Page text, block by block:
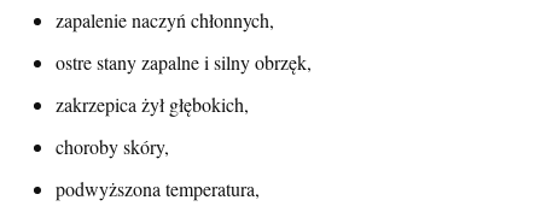
zapalenie naczyń chłonnych,
ostre stany zapalne i silny obrzęk,
zakrzepica żył głębokich,
choroby skóry,
podwyższona temperatura,